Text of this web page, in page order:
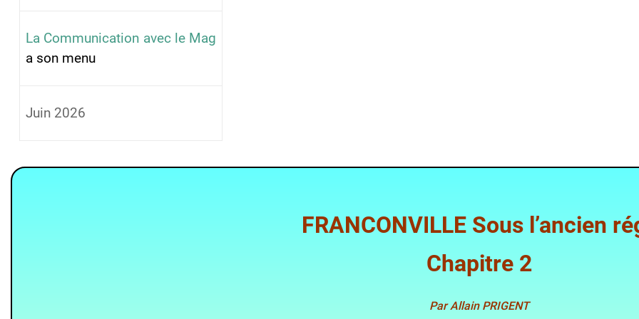
La Communication avec le Mag
a son menu
Juin 2026
FRANCONVILLE Sous l’ancien
Chapitre 2
ParAllain PRIGENT